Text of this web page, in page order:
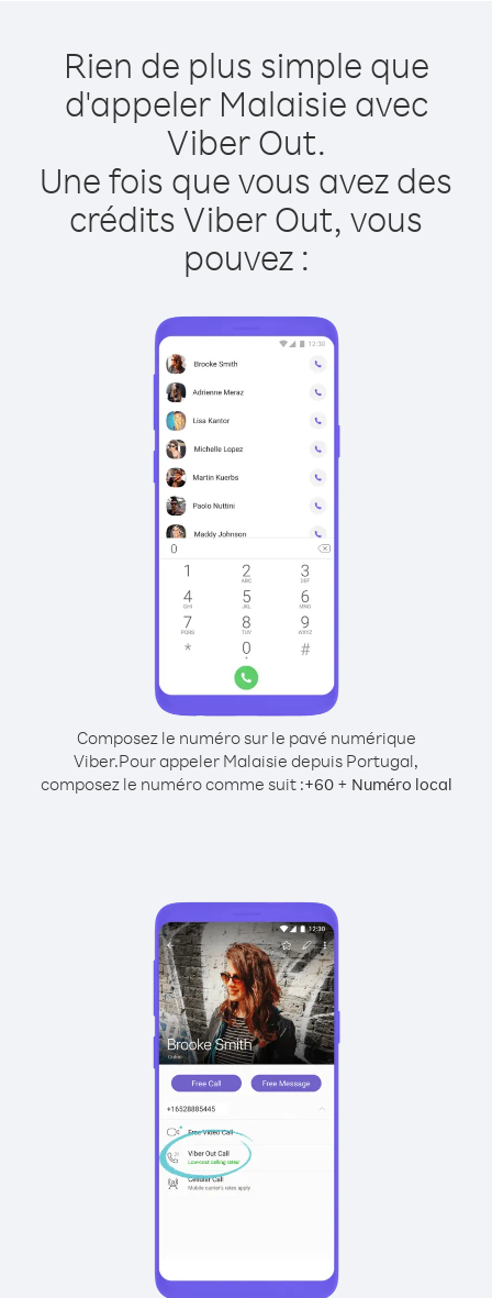
Rien de plus simple que
d'appeler Malaisie avec
Viber Out.
Une fois que vous avez des
crédits Viber Out, vous
pouvez :
Composez le numéro sur le pavé numérique
Viber.Pour appeler Malaisie depuis Portugal,
composez le numéro comme suit :+60+ Numéro local